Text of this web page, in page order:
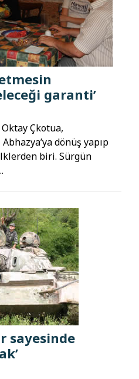
garanti’
Çkotua,
dönüş yapıp
biri. Sürgün
sayesinde